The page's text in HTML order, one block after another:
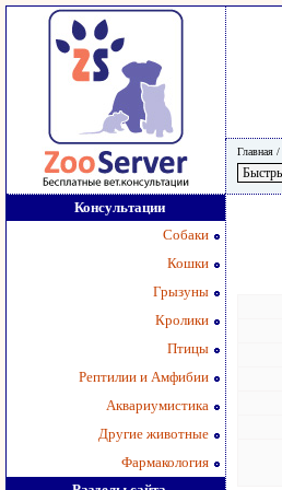
Главная /
Консультации
Собаки
Кошки
Грызуны
Кролики
Птицы
Рептилии и Амфибии
Аквариумистика
Другие животные
Фармакология